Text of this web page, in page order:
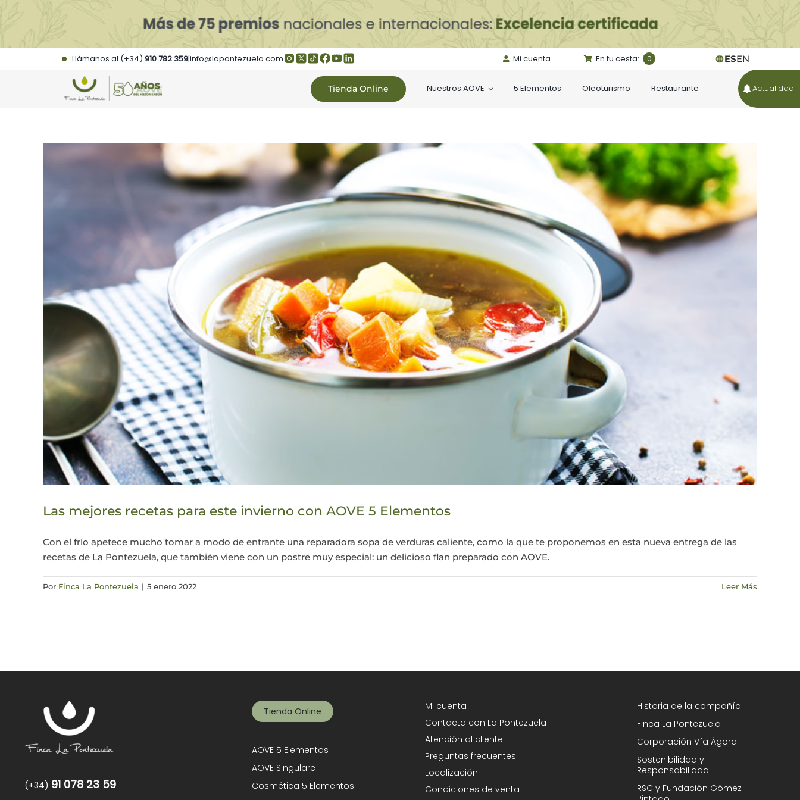
Saltar
Llámanos al (+34) 910 782 359|info@lapontezuela.com Mi cuenta En tu cesta: 0 ESEN
Tienda Online Nuestros AOVE 5 Elementos Oleoturismo Restaurante Actualidad
Las mejores recetas para este invierno con AOVE 5 Elementos
Con el frío apetece mucho tomar a modo de entrante una reparadora sopa de verduras caliente, como la que te proponemos en esta nueva entrega de las
recetas de La Pontezuela, que también viene con un postre muy especial: un delicioso flan preparado con AOVE.
Por Finca La Pontezuela | 5 enero 2022 Leer Más
(+34) 91 078 23 59
Tienda Online
AOVE 5 Elementos
AOVE Singulare
Cosmética 5 Elementos
Mi cuenta
Contacta con La Pontezuela
Atención al cliente
Preguntas frecuentes
Localización
Condiciones de venta
Historia de la compañía
Finca La Pontezuela
Corporación Vía Ágora
Sostenibilidad y
Responsabilidad
RSC y Fundación Gómez-